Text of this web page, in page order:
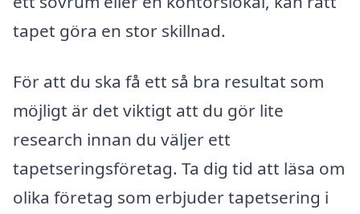
tapet göra en stor skillnad.
För att du ska få ett så bra resultat som
möjligt är det viktigt att du gör lite
research innan du väljer ett
tapetseringsföretag. Ta dig tid att läsa om
olika företag som erbjuder tapetsering i